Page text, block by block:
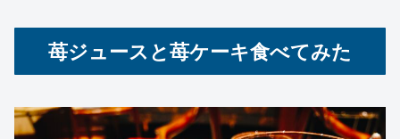
苺ジュースと苺ケーキ食べてみた